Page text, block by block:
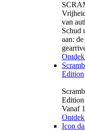
van
Schud
aan:
Edition
Edition
Vanaf
Icon